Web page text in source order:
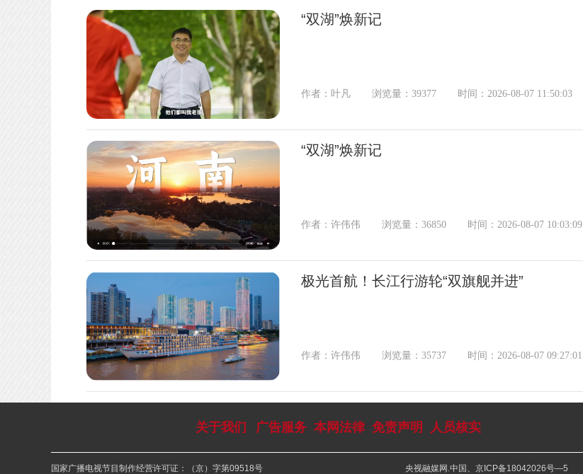
“双湖”焕新记
作者：叶凡 浏览量：39377 时间：2026-08-07 11:50:03
“双湖”焕新记
作者：许伟伟 浏览量：36850 时间：2026-08-07 10:03:09
极光首航！长江行游轮“双旗舰并进”
作者：许伟伟 浏览量：35737 时间：2026-08-07 09:27:01
关于我们 广告服务 本网法律 免责声明 人员核实
国家广播电视节目制作经营许可证：（京）字第09518号 央视融媒网.中国、京ICP备18042026号—5